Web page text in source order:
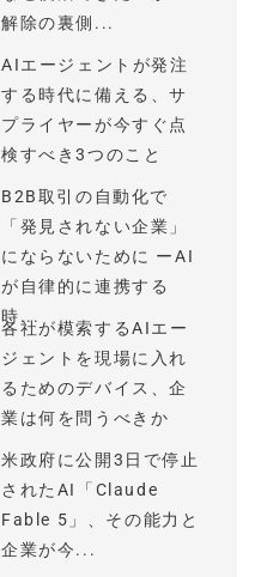
解除の裏側...
AIエージェントが発注
する時代に備える、サ
プライヤーが今すぐ点
検すべき3つのこと
B2B取引の自動化で
「発見されない企業」
にならないために ーAI
が自律的に連携する
時...
各社が模索するAIエー
ジェントを現場に入れ
るためのデバイス、企
業は何を問うべきか
米政府に公開3日で停止
されたAI「Claude
Fable 5」、その能力と
企業が今...